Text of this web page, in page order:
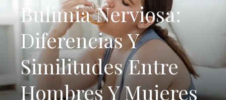
Bulimia Nerviosa:
Diferencias Y
Similitudes Entre
Hombres Y Mujeres